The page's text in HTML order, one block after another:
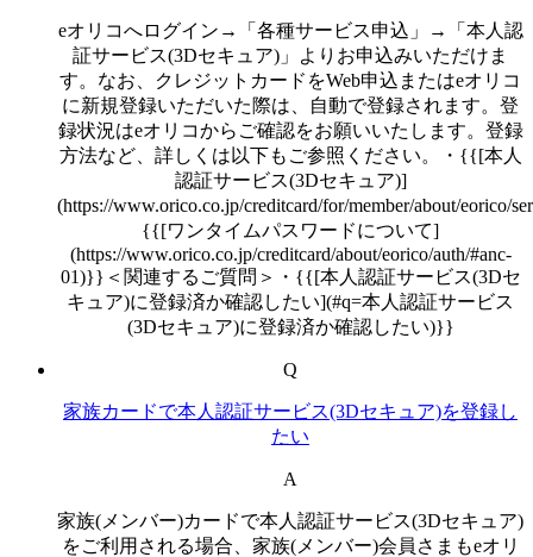
eオリコへログイン→「各種サービス申込」→「本人認
証サービス(3Dセキュア)」よりお申込みいただけま
す。なお、クレジットカードをWeb申込またはeオリコ
に新規登録いただいた際は、自動で登録されます。登
録状況はeオリコからご確認をお願いいたします。登録
方法など、詳しくは以下もご参照ください。・{{[本人
認証サービス(3Dセキュア)]
(https://www.orico.co.jp/creditcard/for/member/about/eorico/
{{[ワンタイムパスワードについて]
(https://www.orico.co.jp/creditcard/about/eorico/auth/#anc-
01)}}＜関連するご質問＞・{{[本人認証サービス(3Dセ
キュア)に登録済か確認したい](#q=本人認証サービス
(3Dセキュア)に登録済か確認したい)}}
Q
家族カードで本人認証サービス(3Dセキュア)を登録し
たい
A
家族(メンバー)カードで本人認証サービス(3Dセキュア)
をご利用される場合、家族(メンバー)会員さまもeオリ